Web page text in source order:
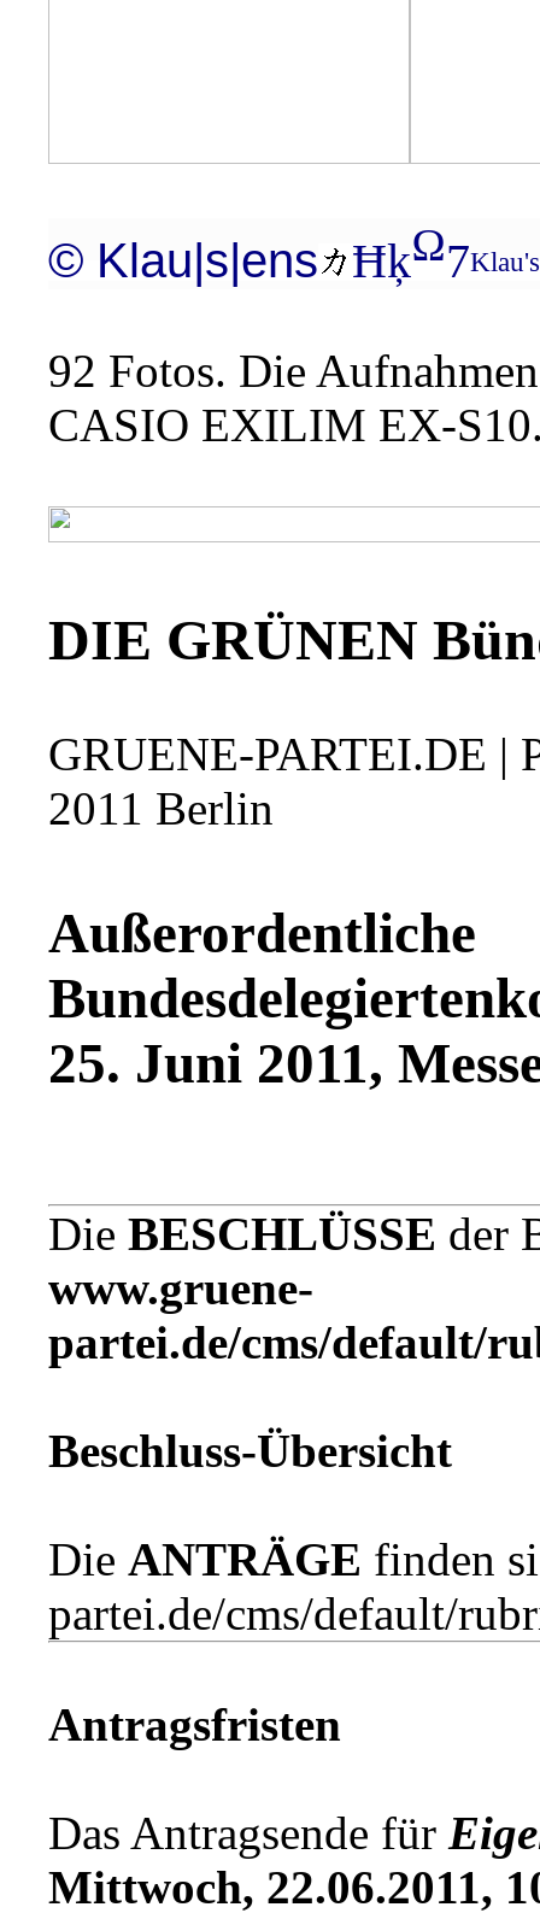
© Klau|s|ens ĦķΩ7
92 Fotos. Die
CASIO EXILIM EX-
DIE GRÜNEN
GRUENE-PARTEI.DE |
2011 Berlin
Außerordentliche
25. Juni 2011,
Die BESCHLÜSSE der
www.gruene-
partei.de/cms/default/
Beschluss-Übersicht
Die ANTRÄGE finden
partei.de/cms/default/
Antragsfristen
Das Antragsende für
Mittwoch, 22.06.2011,